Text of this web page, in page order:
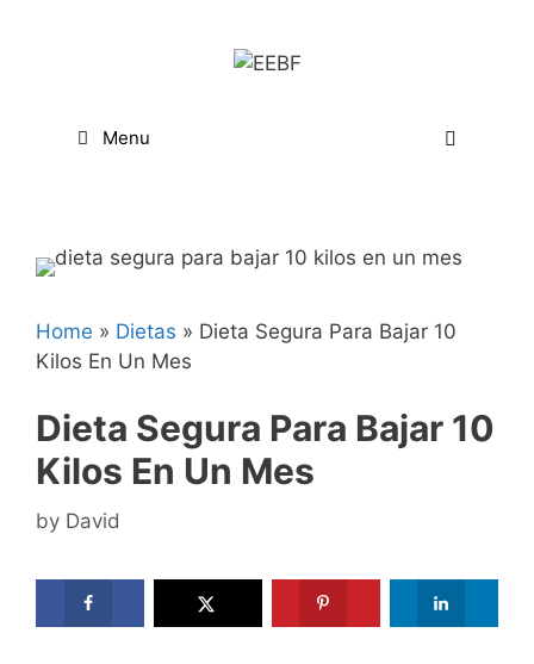
Menu
Home » Dietas » Dieta Segura Para Bajar 10
Kilos En Un Mes
Dieta Segura Para Bajar 10
Kilos En Un Mes
by David